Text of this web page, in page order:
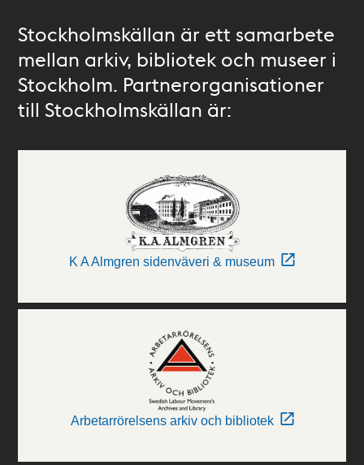
Stockholmskällan är ett samarbete
mellan arkiv, bibliotek och museer i
Stockholm. Partnerorganisationer
till Stockholmskällan är:
K A Almgren sidenväveri & museum
Arbetarrörelsens arkiv och bibliotek